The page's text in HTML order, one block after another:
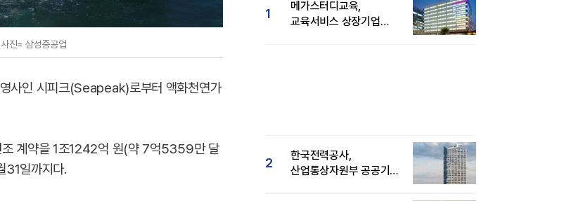
진= 삼성중공업
사인 시피크(Seapeak)로부터 액화천연가
조 계약을 1조1242억 원(약 7억5359만 달
31일까지다.
1
메가스터디교육,
교육서비스 상장기업
2
한국전력공사,
산업통상자원부 공공기관